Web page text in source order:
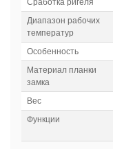
Сработка ригеля
Диапазон рабочих
температур
Особенность
Материал планки
замка
Вес
Функции